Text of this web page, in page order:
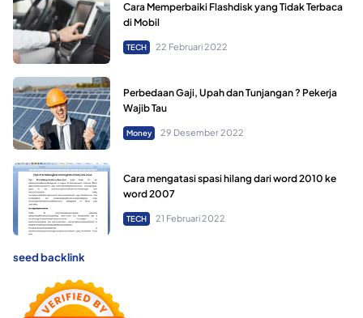
Cara Memperbaiki Flashdisk yang Tidak Terbaca
di Mobil
TECH 22 Februari 2022
Perbedaan Gaji, Upah dan Tunjangan ? Pekerja
Wajib Tau
Money 29 Desember 2022
Cara mengatasi spasi hilang dari word 2010 ke
word 2007
TECH 21 Februari 2022
seed backlink